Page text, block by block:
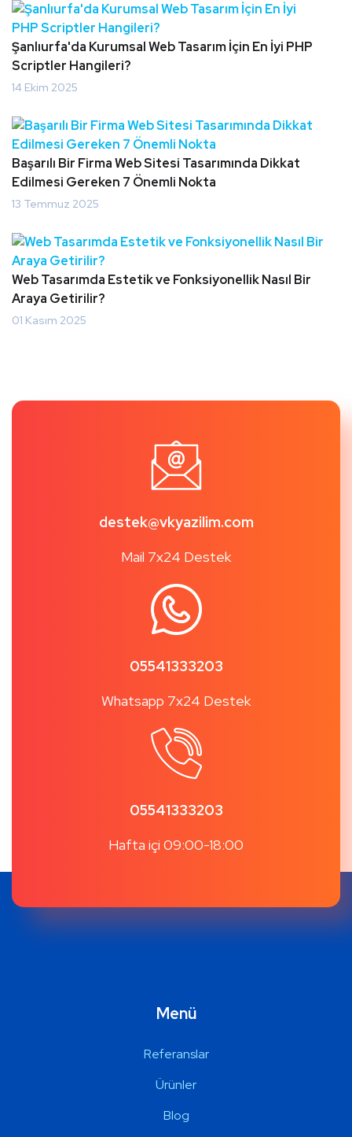
Şanlıurfa'da Kurumsal Web Tasarım İçin En İyi PHP
Scriptler Hangileri?
14 Ekim 2025
Başarılı Bir Firma Web Sitesi Tasarımında Dikkat
Edilmesi Gereken 7 Önemli Nokta
13 Temmuz 2025
Web Tasarımda Estetik ve Fonksiyonellik Nasıl Bir
Araya Getirilir?
01 Kasım 2025
destek@vkyazilim.com
Mail 7x24 Destek
05541333203
Whatsapp 7x24 Destek
05541333203
Hafta içi 09:00-18:00
Menü
Referanslar
Ürünler
Blog